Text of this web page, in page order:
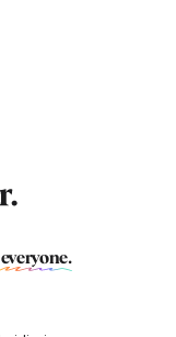
everyone.